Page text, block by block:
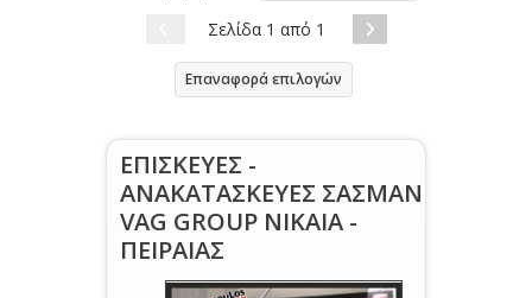
Σελίδα 1 από 1
Επαναφορά επιλογών
ΕΠΙΣΚΕΥΕΣ -
ΑΝΑΚΑΤΑΣΚΕΥΕΣ ΣΑΣΜΑΝ
VAG GROUP NIKAIA -
ΠΕΙΡΑΙΑΣ